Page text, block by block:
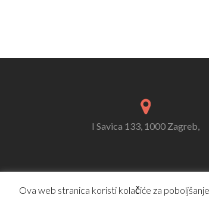
I Savica 133, 1000 Zagreb,
Ova web stranica koristi kolačiće za